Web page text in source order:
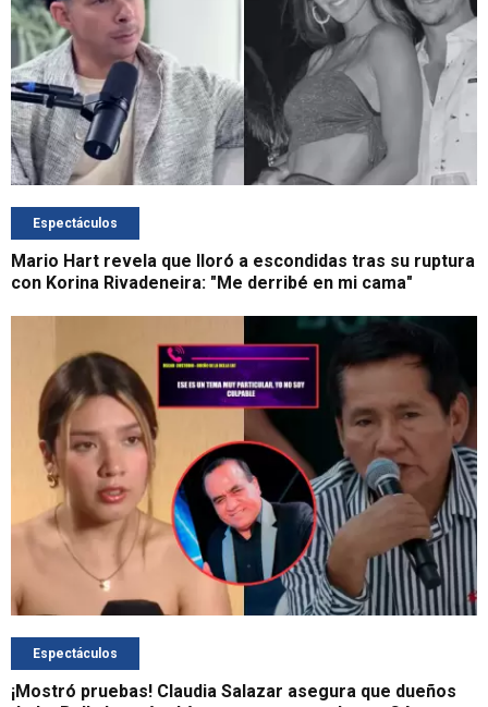
Espectáculos
Mario Hart revela que lloró a escondidas tras su ruptura
con Korina Rivadeneira: "Me derribé en mi cama"
Espectáculos
¡Mostró pruebas! Claudia Salazar asegura que dueños